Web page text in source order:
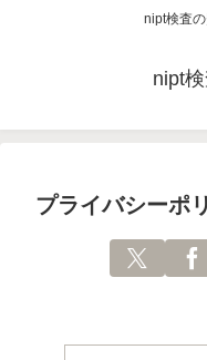
nipt検査
nipt
プライバシーポ